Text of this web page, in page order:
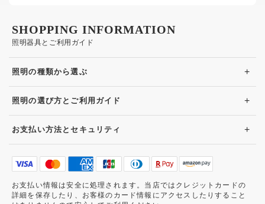
照明器具とご利用ガイド
SHOPPING INFORMATION
照明の種類から選ぶ +
照明の選び方とご利用ガイド +
お支払い方法とセキュリティ +
お支払い情報は安全に処理されます。当店ではクレジットカードの
詳細を保存したり、お客様のカード情報にアクセスしたりすること